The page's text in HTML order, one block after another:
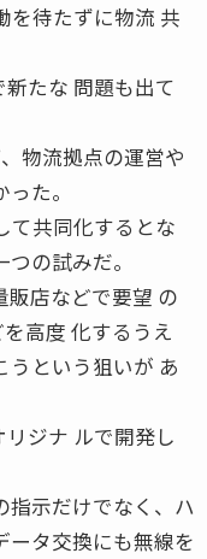
を待たずに物流 共
たな 問題も出て
物流拠点の運営や
た。
て共同化するとな
の試みだ。
販店などで要望 の
高度 化するうえ
うという狙いが あ
ジナ ルで開発し
指示だけでなく、ハ
ータ交換にも無線を